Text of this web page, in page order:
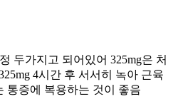
두가지고 되어있어 325mg은 처
4시간 후 서서히 녹아 근육
통증에 복용하는 것이 좋음